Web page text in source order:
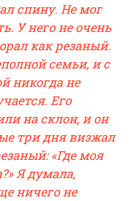
спину. Не мог
У него не очень
как резаный.
семьи, и с
никогда не
Его
на склон, и он
три дня визжал
«Где моя
Я думала,
ничего не